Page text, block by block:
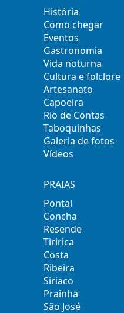
História
Como chegar
Eventos
Gastronomia
Vida noturna
Cultura e folclore
Artesanato
Capoeira
Rio de Contas
Taboquinhas
Galeria de fotos
Vídeos
PRAIAS
Pontal
Concha
Resende
Tiririca
Costa
Ribeira
Siriaco
Prainha
São José